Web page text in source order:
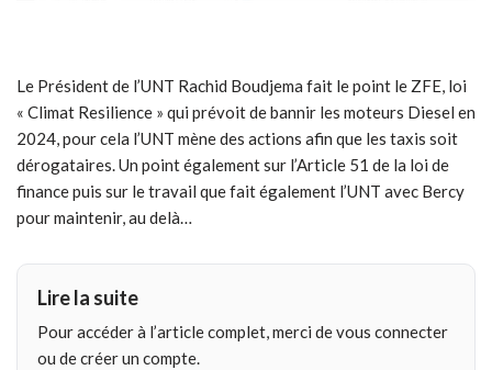
Le Président de l’UNT Rachid Boudjema fait le point le ZFE, loi
« Climat Resilience » qui prévoit de bannir les moteurs Diesel en
2024, pour cela l’UNT mène des actions afin que les taxis soit
dérogataires. Un point également sur l’Article 51 de la loi de
finance puis sur le travail que fait également l’UNT avec Bercy
pour maintenir, au delà…
Lire la suite
Pour accéder à l’article complet, merci de vous connecter
ou de créer un compte.